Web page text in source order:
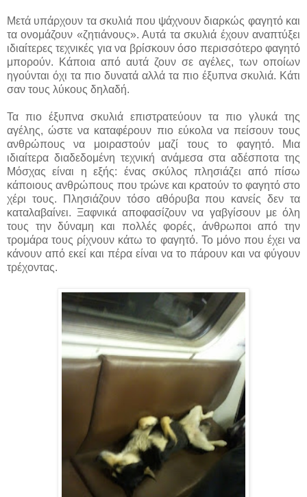
Μετά υπάρχουν τα σκυλιά που ψάχνουν διαρκώς φαγητό και
τα ονομάζουν «ζητιάνους». Αυτά τα σκυλιά έχουν αναπτύξει
ιδιαίτερες τεχνικές για να βρίσκουν όσο περισσότερο φαγητό
μπορούν. Κάποια από αυτά ζουν σε αγέλες, των οποίων
ηγούνται όχι τα πιο δυνατά αλλά τα πιο έξυπνα σκυλιά. Κάτι
σαν τους λύκους δηλαδή.
Τα πιο έξυπνα σκυλιά επιστρατεύουν τα πιο γλυκά της
αγέλης, ώστε να καταφέρουν πιο εύκολα να πείσουν τους
ανθρώπους να μοιραστούν μαζί τους το φαγητό. Μια
ιδιαίτερα διαδεδομένη τεχνική ανάμεσα στα αδέσποτα της
Μόσχας είναι η εξής: ένας σκύλος πλησιάζει από πίσω
κάποιους ανθρώπους που τρώνε και κρατούν το φαγητό στο
χέρι τους. Πλησιάζουν τόσο αθόρυβα που κανείς δεν τα
καταλαβαίνει. Ξαφνικά αποφασίζουν να γαβγίσουν με όλη
τους την δύναμη και πολλές φορές, άνθρωποι από την
τρομάρα τους ρίχνουν κάτω το φαγητό. Το μόνο που έχει να
κάνουν από εκεί και πέρα είναι να το πάρουν και να φύγουν
τρέχοντας.